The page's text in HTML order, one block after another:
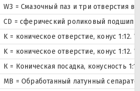
W3 = Смазочный паз и три отверстия
CD = сферический роликовый
K = коническое отверстие, конус
K = коническое отверстие, конус
К = Коническая посадка, конусность
MB = Обработанный латунный